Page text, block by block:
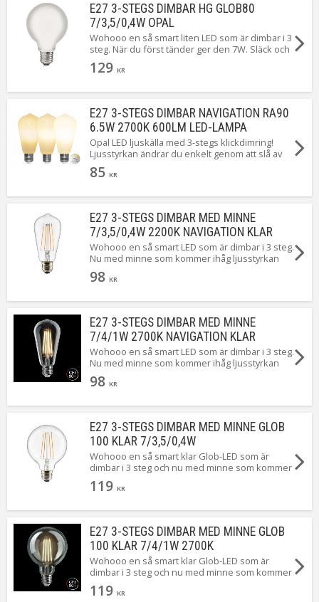
E27 3-STEGS DIMBAR HG GLOB80
7/3,5/0,4W OPAL
Wohooo en så smart liten LED som är dimbar i 3
steg. När du först tänder ger den 7W. Släck och
tänd igen så ger den 3,5W. Upprepa en gång till
så ger den 0,4W ...Magiskt!
129 KR
E27 3-STEGS DIMBAR NAVIGATION RA90
6.5W 2700K 600LM LED-LAMPA
Opal LED ljuskälla med 3-stegs klickdimring!
Ljusstyrkan ändrar du enkelt genom att slå av
och på strömbrytaren. Välj mellan 60lm, 300lm
eller 600lm. Ljusfärgen är 2700K och den har
85 KR
E27 3-STEGS DIMBAR MED MINNE
7/3,5/0,4W 2200K NAVIGATION KLAR
Wohooo en så smart LED som är dimbar i 3 steg.
Nu med minne som kommer ihåg ljusstyrkan
när lampan släcks. När du först tänder ger den
7W. Släck och tänd igen så ger den 3,5W.
98 KR
E27 3-STEGS DIMBAR MED MINNE
7/4/1W 2700K NAVIGATION KLAR
Wohooo en så smart LED som är dimbar i 3 steg.
Nu med minne som kommer ihåg ljusstyrkan
när lampan släcks. När du först tänder ger den
7W. Släck och tänd igen så ger den 4W.
98 KR
E27 3-STEGS DIMBAR MED MINNE GLOB
100 KLAR 7/3,5/0,4W
Wohooo en så smart klar Glob-LED som är
dimbar i 3 steg och nu med minne som kommer
ihåg ljusstyrkan när lampan släcks. Du byter
enkelt ljusstyrka genom att tända och släcka
119 KR
E27 3-STEGS DIMBAR MED MINNE GLOB
100 KLAR 7/4/1W 2700K
Wohooo en så smart klar Glob-LED som är
dimbar i 3 steg och nu med minne som kommer
ihåg ljusstyrkan när lampan släcks. Du byter
enkelt ljusstyrka genom att tända och släcka
119 KR